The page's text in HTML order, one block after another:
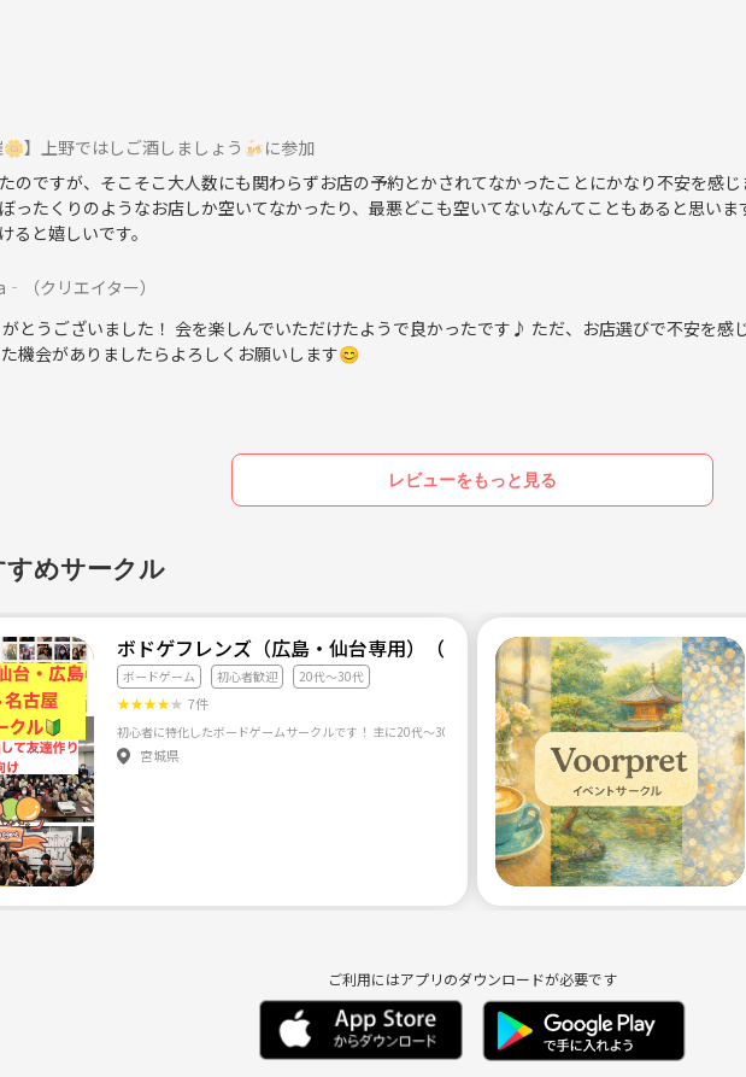
すぐにお帰りいただくことがございますのでご了承ください。
ようにご協力よろしくお願いします🙇
🌼】上野ではしご酒しましょう🍻に参加
のですが、そこそこ大人数にも関わらずお店の予約とかされてなかったことにかなり不安を感
ったくりのようなお店しか空いてなかったり、最悪どこも空いてないなんてこともあると思い
ると嬉しいです。
（クリエイター）
とうございました！ 会を楽しんでいただけたようで良かったです♪ ただ、お店選びで不安を感
機会がありましたらよろしくお願いします😊
レビューをもっと見る
めサークル
ボドゲフレンズ（広島・仙台専用）（20代〜30代の初心者ボドゲ特化
ボードゲーム 初心者歓迎 20代〜30代
★★★★★ 7件
宮城県
ご利用にはアプリのダウンロードが必要です